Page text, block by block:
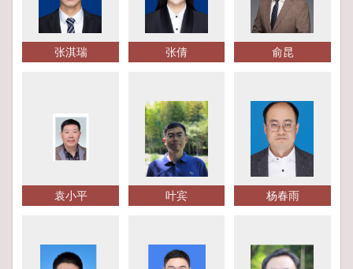
张淇瑞 张倩 俞昆
袁小平 叶宾 杨春雨